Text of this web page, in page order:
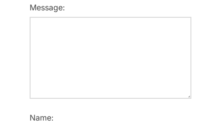
Message:
Name: